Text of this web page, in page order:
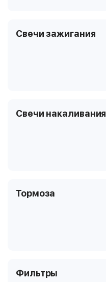
Свечи зажигания
Свечи накаливания
Тормоза
Фильтры